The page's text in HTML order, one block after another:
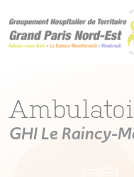
GHI Le Raincy-
Panneau de gestion des